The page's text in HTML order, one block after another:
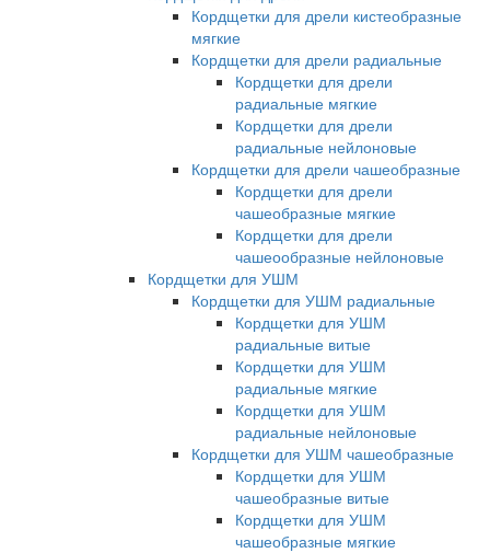
Кордщетки для дрели кистеобразные
мягкие
Кордщетки для дрели радиальные
Кордщетки для дрели
радиальные мягкие
Кордщетки для дрели
радиальные нейлоновые
Кордщетки для дрели чашеобразные
Кордщетки для дрели
чашеобразные мягкие
Кордщетки для дрели
чашеообразные нейлоновые
Кордщетки для УШМ
Кордщетки для УШМ радиальные
Кордщетки для УШМ
радиальные витые
Кордщетки для УШМ
радиальные мягкие
Кордщетки для УШМ
радиальные нейлоновые
Кордщетки для УШМ чашеобразные
Кордщетки для УШМ
чашеобразные витые
Кордщетки для УШМ
чашеобразные мягкие